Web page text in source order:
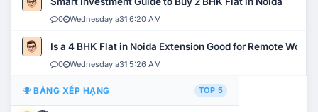
0 Wednesday a31 6:20 AM
Is a 4 BHK Flat in Noida Extension Good for Remote Work?
0 Wednesday a31 5:26 AM
BẢNG XẾP HẠNG TOP 5